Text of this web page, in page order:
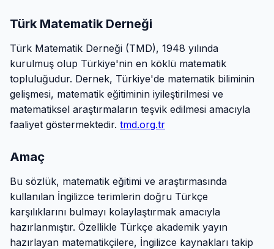
Türk Matematik Derneği
Türk Matematik Derneği (TMD), 1948 yılında
kurulmuş olup Türkiye'nin en köklü matematik
topluluğudur. Dernek, Türkiye'de matematik biliminin
gelişmesi, matematik eğitiminin iyileştirilmesi ve
matematiksel araştırmaların teşvik edilmesi amacıyla
faaliyet göstermektedir. tmd.org.tr
Amaç
Bu sözlük, matematik eğitimi ve araştırmasında
kullanılan İngilizce terimlerin doğru Türkçe
karşılıklarını bulmayı kolaylaştırmak amacıyla
hazırlanmıştır. Özellikle Türkçe akademik yayın
hazırlayan matematikçilere, İngilizce kaynakları takip